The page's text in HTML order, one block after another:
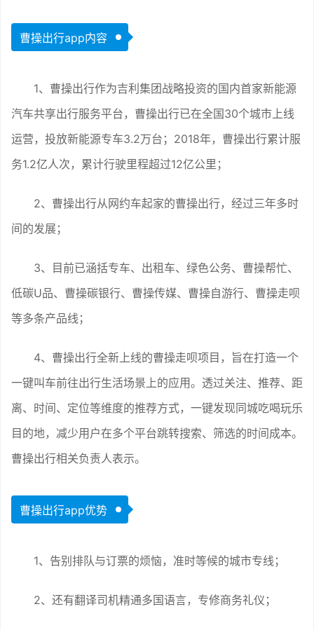
曹操出行app内容
1、曹操出行作为吉利集团战略投资的国内首家新能源
汽车共享出行服务平台，曹操出行已在全国30个城市上线
运营，投放新能源专车3.2万台；2018年，曹操出行累计服
务1.2亿人次，累计行驶里程超过12亿公里；
2、曹操出行从网约车起家的曹操出行，经过三年多时
间的发展；
3、目前已涵括专车、出租车、绿色公务、曹操帮忙、
低碳U品、曹操碳银行、曹操传媒、曹操自游行、曹操走呗
等多条产品线；
4、曹操出行全新上线的曹操走呗项目，旨在打造一个
一键叫车前往出行生活场景上的应用。透过关注、推荐、距
离、时间、定位等维度的推荐方式，一键发现同城吃喝玩乐
目的地，减少用户在多个平台跳转搜索、筛选的时间成本。
曹操出行相关负责人表示。
曹操出行app优势
1、告别排队与订票的烦恼，准时等候的城市专线；
2、还有翻译司机精通多国语言，专修商务礼仪；